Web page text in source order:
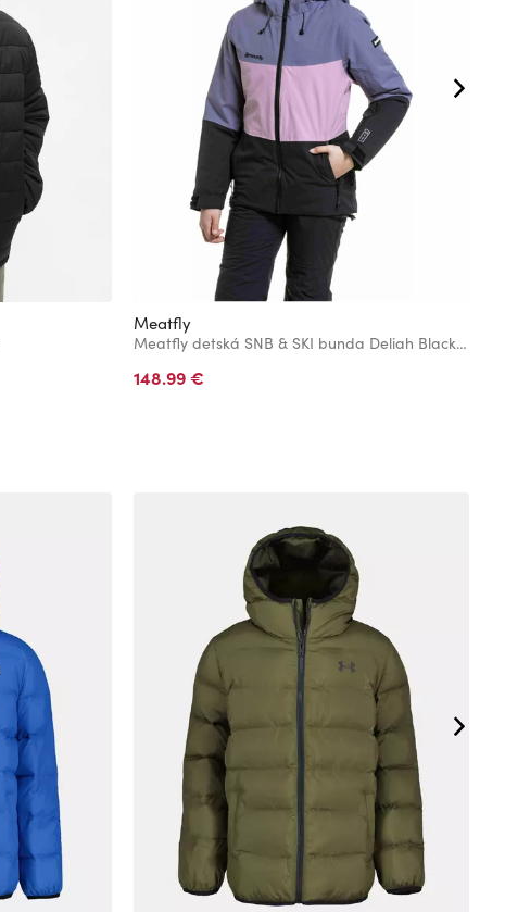
Meatfly
Meatfly detská SNB & SKI bunda Deliah Black / Purple Light
148.99 €